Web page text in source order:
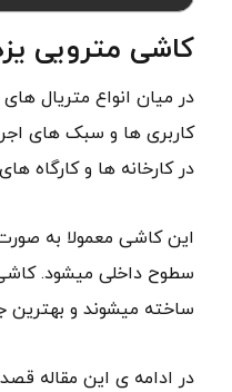
کاشی مترویی
در میان انواع متریال
در کارخانه ها و کارگاه
این کاشی معمولا به
سطوح داخلی میشود. کاشی
ساخته میشوند و بهترین
در ادامه ی این مقاله